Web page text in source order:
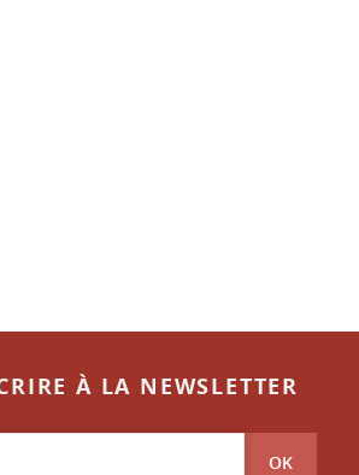
À LA NEWSLETTER
OK